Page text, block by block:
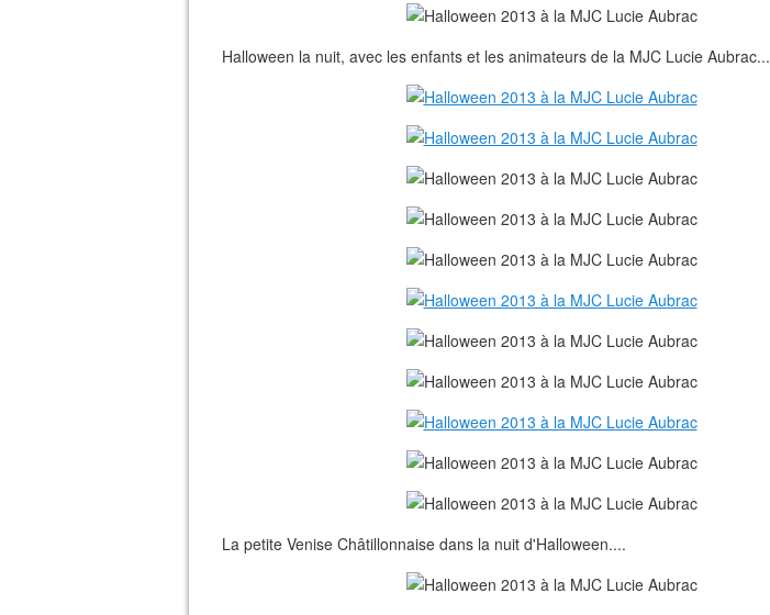
Halloween la nuit, avec les enfants et les animateurs de la MJC Lucie Aubrac...
La petite Venise Châtillonnaise dans la nuit d'Halloween....